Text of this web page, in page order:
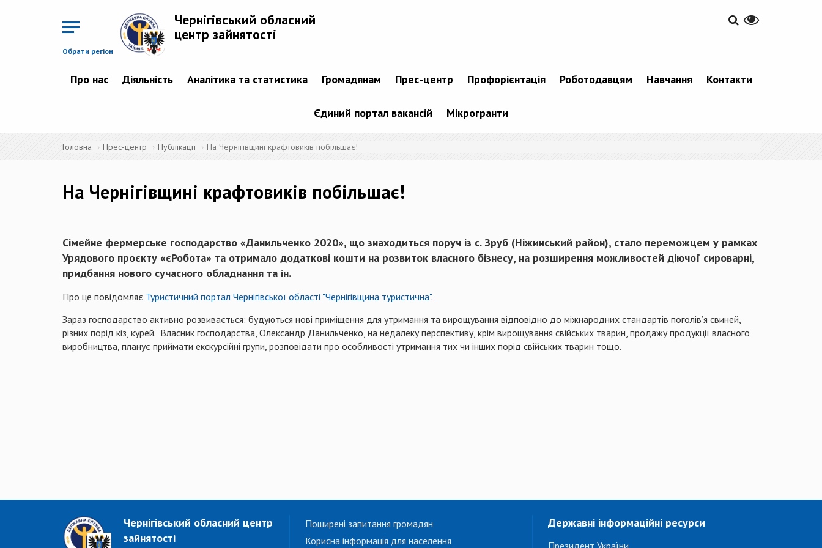
Обрати регіон
Чернігівський обласний
центр зайнятості
Про нас Діяльність Аналітика та статистика Громадянам Прес-центр Профорієнтація Роботодавцям Навчання Контакти
Єдиний портал вакансій Мікрогранти
Головна Прес-центр Публікації На Чернігівщині крафтовиків побільшає!
На Чернігівщині крафтовиків побільшає!
Сімейне фермерське господарство «Данильченко 2020», що знаходиться поруч із с. Зруб (Ніжинський район), стало переможцем у рамках
Урядового проєкту «єРобота» та отримало додаткові кошти на розвиток власного бізнесу, на розширення можливостей діючої сироварні,
придбання нового сучасного обладнання та ін.
Про це повідомляє Туристичний портал Чернігівської області "Чернігівщина туристична".
Зараз господарство активно розвивається: будуються нові приміщення для утримання та вирощування відповідно до міжнародних стандартів поголів’я свиней,
різних порід кіз, курей. Власник господарства, Олександр Данильченко, на недалеку перспективу, крім вирощування свійських тварин, продажу продукції власного
виробництва, планує приймати екскурсійні групи, розповідати про особливості утримання тих чи інших порід свійських тварин тощо.
Чернігівський обласний центр
зайнятості
Поширені запитання громадян
Корисна інформація для населення
Державні інформаційні ресурси